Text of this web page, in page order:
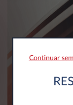
Continuar